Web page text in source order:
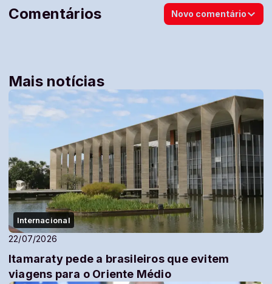
Comentários Novo comentário
Mais notícias
Internacional
22/07/2026
Itamaraty pede a brasileiros que evitem
viagens para o Oriente Médio